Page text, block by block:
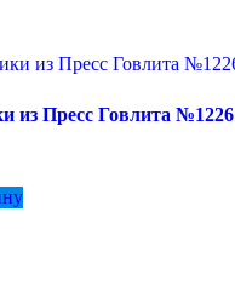
выбрать
странице
из Пресс Говлита №1226